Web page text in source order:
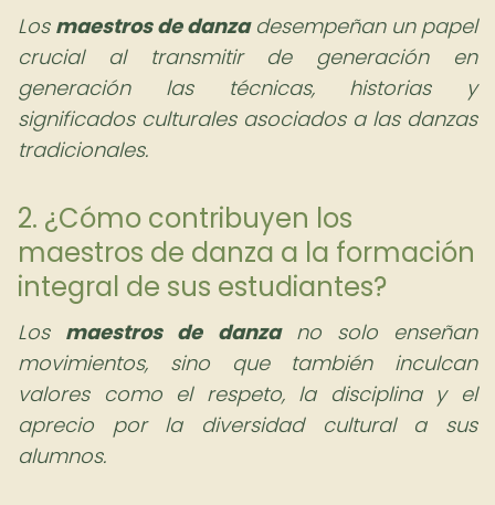
Los maestros de danzadesempeñan un papel
crucial al transmitir de generación en
generación las técnicas, historias y
significados culturales asociados a las danzas
tradicionales.
2. ¿Cómo contribuyen los
maestros de danza a la formación
integral de sus estudiantes?
Los maestros de danzano solo enseñan
movimientos, sino que también inculcan
valores como el respeto, la disciplina y el
aprecio por la diversidad cultural a sus
alumnos.